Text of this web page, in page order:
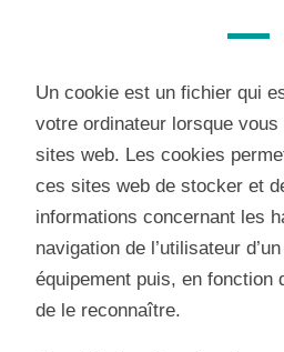
Un cookie est un fichier qui
votre ordinateur lorsque
sites web. Les cookies
ces sites web de stocker et
informations concernant les
navigation de l’utilisateur
équipement puis, en fonction
de le reconnaître.